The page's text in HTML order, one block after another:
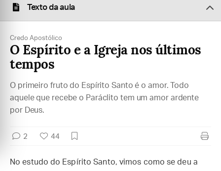
Texto da aula
Credo Apostólico
O Espírito e a Igreja nos últimos
tempos
O primeiro fruto do Espírito Santo é o amor. Todo
aquele que recebe o Paráclito tem um amor ardente
por Deus.
2 44
No estudo do Espírito Santo, vimos como se deu a